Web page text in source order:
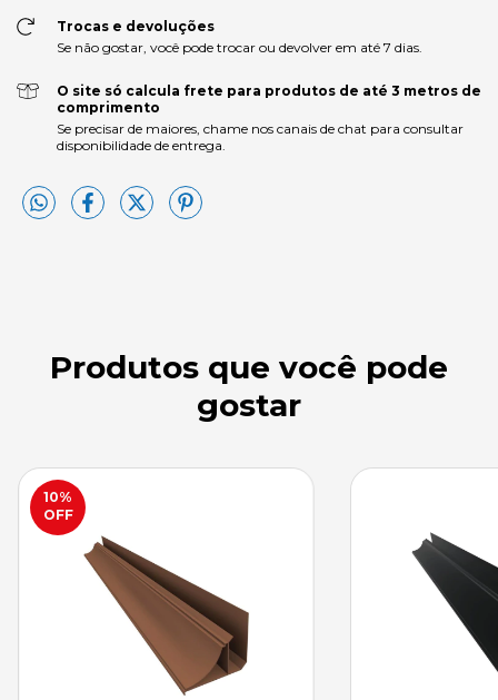
Trocas e devoluções
Se não gostar, você pode trocar ou devolver em até 7 dias.
O site só calcula frete para produtos de até 3 metros de
comprimento
Se precisar de maiores, chame nos canais de chat para consultar
disponibilidade de entrega.
Produtos que você pode
gostar
10%
OFF